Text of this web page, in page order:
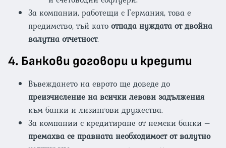
За компании, работещи с Германия, това е
предимство, тъй катоотпада нуждата от двойна
валутна отчетност.
4. Банкови договори и кредити
Въвеждането на еврото ще доведе до
преизчисление на всички левови задължения
към банки и лизингови дружества.
За компании с кредитиране от немски банки –
премахва се правната необходимост от валутно